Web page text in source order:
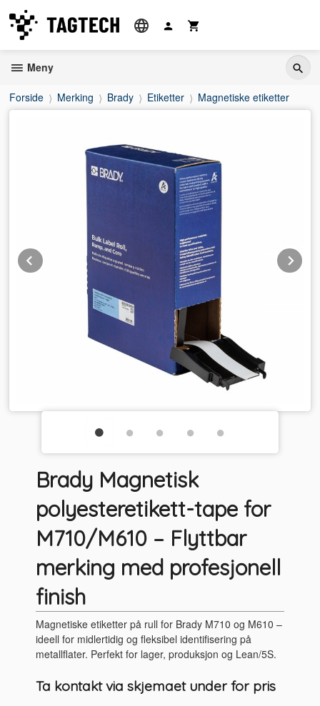
innholdet
Meny
Forside Merking Brady Etiketter Magnetiske etiketter
Prev
Brady Magnetisk
polyesteretikett-tape for
M710/M610 – Flyttbar
merking med profesjonell
finish
Magnetiske etiketter på rull for Brady M710 og M610 –
ideell for midlertidig og fleksibel identifisering på
metallflater. Perfekt for lager, produksjon og Lean/5S.
Ta kontakt via skjemaet under for pris